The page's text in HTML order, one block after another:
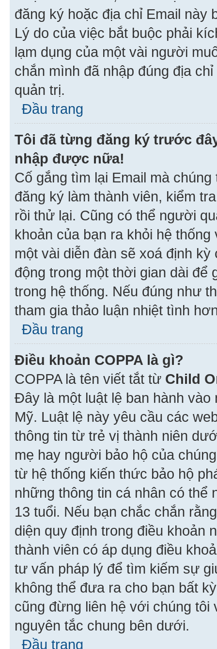
đăng ký hoặc địa chỉ Email này
Lý do của việc bắt buộc phải
lạm dụng của một vài người
chắn mình đã nhập đúng địa
quản trị.
Đầu trang
Tôi đã từng đăng ký trước
nhập được nữa!
Cố gắng tìm lại Email mà
đăng ký làm thành viên, kiểm
rồi thử lại. Cũng có thể người
khoản của bạn ra khỏi hệ
một vài diễn đàn sẽ xoá định
động trong một thời gian dài
trong hệ thống. Nếu đúng như
tham gia thảo luận nhiệt tình
Đầu trang
Điều khoản COPPA là gì?
COPPA là tên viết tắt từ Child
Đây là một luật lệ ban hành
Mỹ. Luật lệ này yêu cầu các
thông tin từ trẻ vị thành niên
mẹ hay người bảo hộ của
từ hệ thống kiến thức bảo hộ
những thông tin cá nhân có thể
13 tuổi. Nếu bạn chắc chắn
diện quy định trong điều khoản
thành viên có áp dụng điều
tư vấn pháp lý để tìm kiếm sự
không thể đưa ra cho bạn bất
cũng đừng liên hệ với chúng
nguyên tắc chung bên dưới.
Đầu trang